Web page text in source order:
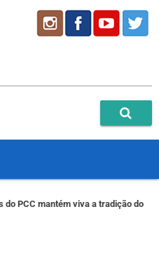
do PCC mantém viva a tradição do